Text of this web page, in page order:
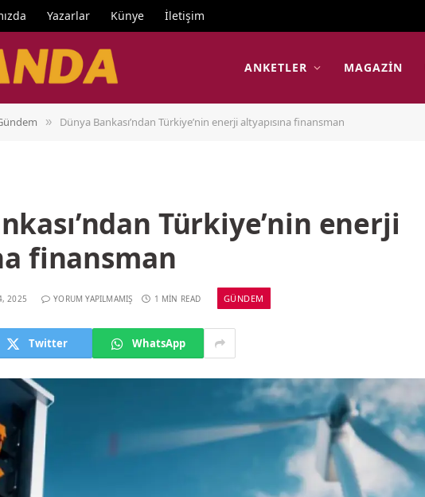
Yazarlar Künye İletişim
ANKETLER MAGAZIN
» Dünya Bankası’ndan Türkiye’nin enerji altyapısına finansman
Türkiye’nin enerji
finansman
2025 YORUM YAPILMAMIŞ 1 MIN READ GÜNDEM
Twitter WhatsApp